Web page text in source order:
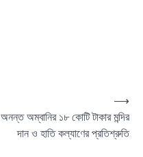
অনন্ত অম্বানির ১৮ কোটি টাকার মন্দির
দান ও হাতি কল্যাণের প্রতিশ্রুতি
⟶